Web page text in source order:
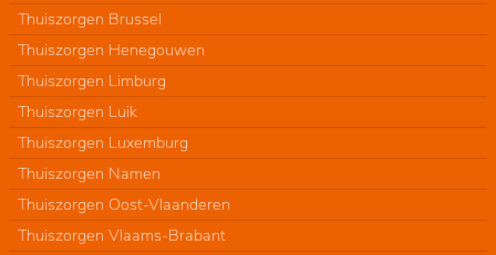
Thuiszorgen Brussel
Thuiszorgen Henegouwen
Thuiszorgen Limburg
Thuiszorgen Luik
Thuiszorgen Luxemburg
Thuiszorgen Namen
Thuiszorgen Oost-Vlaanderen
Thuiszorgen Vlaams-Brabant